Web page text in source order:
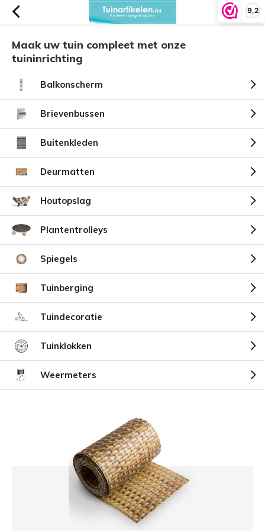
9,2
Maak uw tuin compleet met onze
tuininrichting
Balkonscherm
Brievenbussen
Buitenkleden
Deurmatten
Houtopslag
Plantentrolleys
Spiegels
Tuinberging
Tuindecoratie
Tuinklokken
Weermeters